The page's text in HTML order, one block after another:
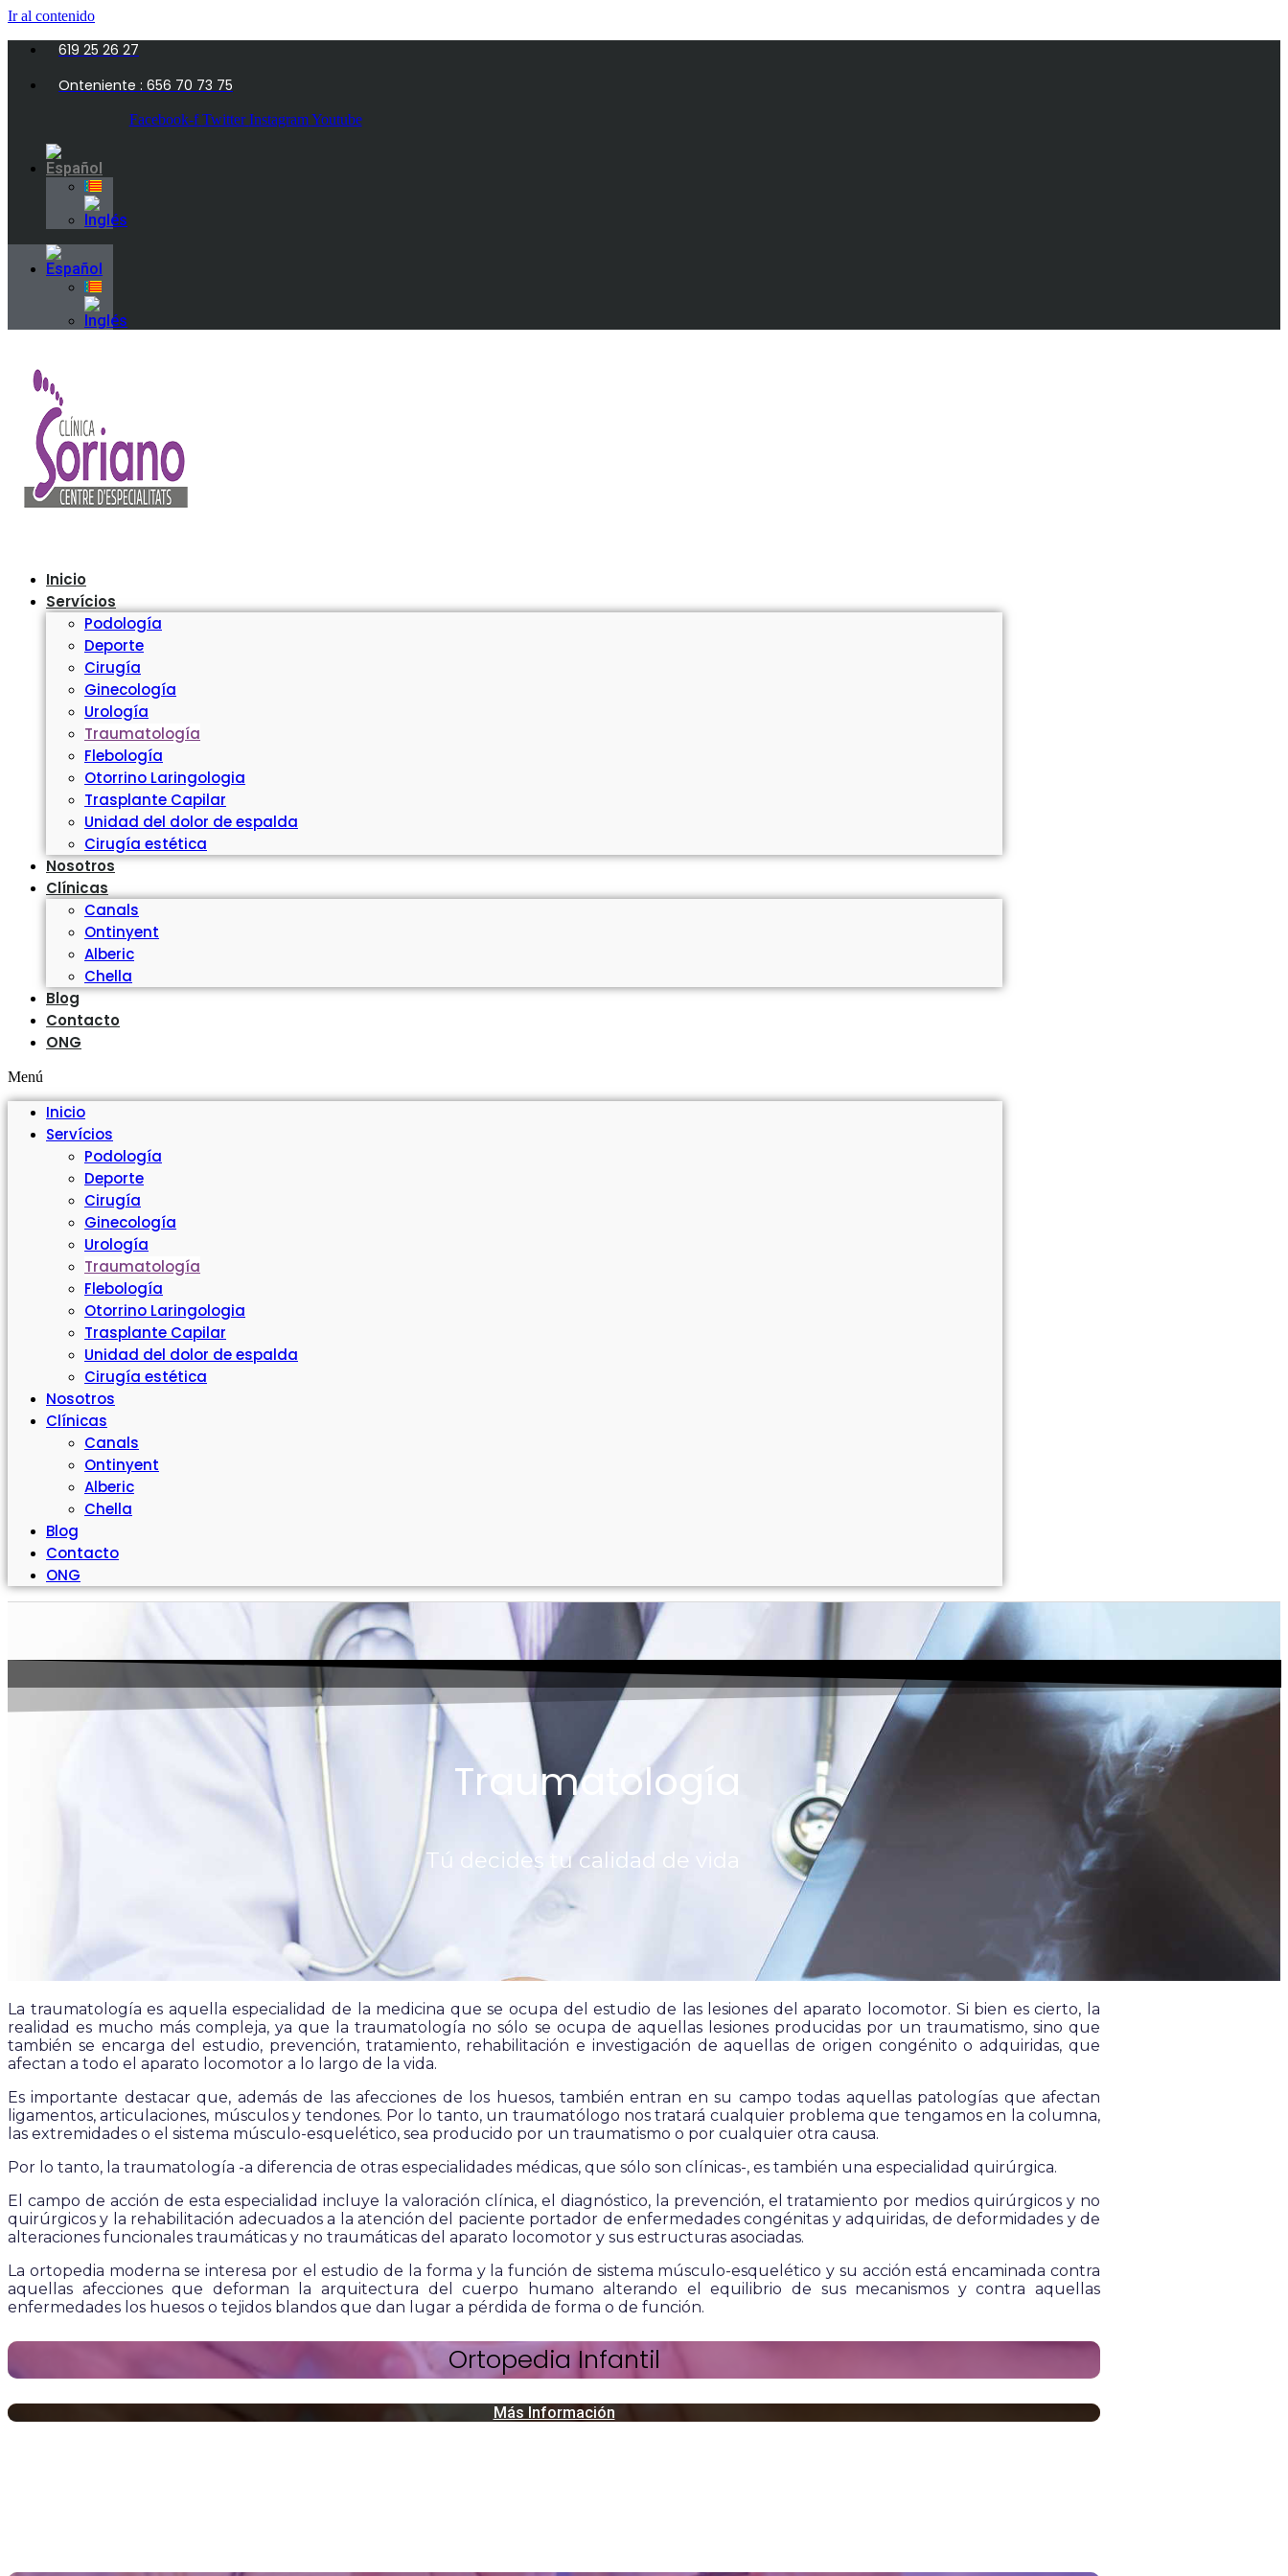
Ir al contenido
619 25 26 27
Onteniente : 656 70 73 75
Facebook-f Twitter Instagram Youtube
Inicio
Servícios
Podología
Deporte
Cirugía
Ginecología
Urología
Traumatología
Flebología
Otorrino Laringologia
Trasplante Capilar
Unidad del dolor de espalda
Cirugía estética
Nosotros
Clínicas
Canals
Ontinyent
Alberic
Chella
Blog
Contacto
ONG
Menú
Inicio
Servícios
Podología
Deporte
Cirugía
Ginecología
Urología
Traumatología
Flebología
Otorrino Laringologia
Trasplante Capilar
Unidad del dolor de espalda
Cirugía estética
Nosotros
Clínicas
Canals
Ontinyent
Alberic
Chella
Blog
Contacto
ONG
Traumatología
Tú decides tu calidad de vida
La traumatología es aquella especialidad de la medicina que se ocupa del estudio de las lesiones del aparato locomotor. Si bien es cierto, la
realidad es mucho más compleja, ya que la traumatología no sólo se ocupa de aquellas lesiones producidas por un traumatismo, sino que
también se encarga del estudio, prevención, tratamiento, rehabilitación e investigación de aquellas de origen congénito o adquiridas, que
afectan a todo el aparato locomotor a lo largo de la vida.
Es importante destacar que, además de las afecciones de los huesos, también entran en su campo todas aquellas patologías que afectan
ligamentos, articulaciones, músculos y tendones. Por lo tanto, un traumatólogo nos tratará cualquier problema que tengamos en la columna,
las extremidades o el sistema músculo-esquelético, sea producido por un traumatismo o por cualquier otra causa.
Por lo tanto, la traumatología -a diferencia de otras especialidades médicas, que sólo son clínicas-, es también una especialidad quirúrgica.
El campo de acción de esta especialidad incluye la valoración clínica, el diagnóstico, la prevención, el tratamiento por medios quirúrgicos y no
quirúrgicos y la rehabilitación adecuados a la atención del paciente portador de enfermedades congénitas y adquiridas, de deformidades y de
alteraciones funcionales traumáticas y no traumáticas del aparato locomotor y sus estructuras asociadas.
La ortopedia moderna se interesa por el estudio de la forma y la función de sistema músculo-esquelético y su acción está encaminada contra
aquellas afecciones que deforman la arquitectura del cuerpo humano alterando el equilibrio de sus mecanismos y contra aquellas
enfermedades los huesos o tejidos blandos que dan lugar a pérdida de forma o de función.
Ortopedia Infantil
Más Información